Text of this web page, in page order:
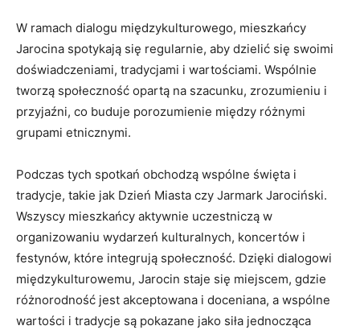
W ramach dialogu międzykulturowego, mieszkańcy
Jarocina spotykają się regularnie, aby dzielić się swoimi
doświadczeniami, tradycjami ​i wartościami.​ Wspólnie
tworzą społeczność opartą na szacunku, zrozumieniu i
przyjaźni,​ co buduje ‌porozumienie między różnymi
grupami etnicznymi.
Podczas⁤ tych spotkań ‍obchodzą ‌wspólne⁣ święta i
tradycje, takie jak Dzień Miasta‍ czy Jarmark Jarociński.​
Wszyscy mieszkańcy aktywnie uczestniczą w
organizowaniu wydarzeń⁤ kulturalnych, koncertów⁤ i
festynów, które integrują⁣ społeczność. Dzięki dialogowi
międzykulturowemu, ‍Jarocin ‍staje się miejscem, gdzie
⁢różnorodność jest⁣ akceptowana i ⁣doceniana, a wspólne
wartości i tradycje są ​pokazane jako siła⁤ jednocząca